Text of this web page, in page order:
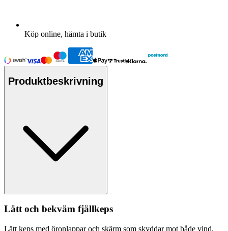
Köp online, hämta i butik
Produktbeskrivning
Lätt och bekväm fjällkeps
Lätt keps med öronlappar och skärm som skyddar mot både vind,